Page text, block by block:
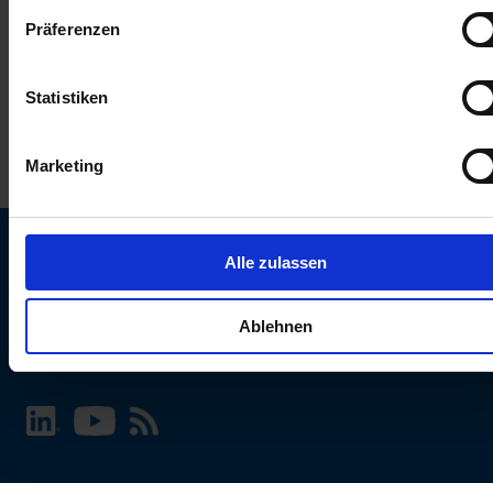
keinen Einfluss auf die Browserdaten. Weitere Informationen
erhalten Sie in unserer
Präferenzen
Statistiken
Marketing
Alle zulassen
Ablehnen
SCHURTER Webseite und Sprache wählen
INTERNATIONAL - Deutsch